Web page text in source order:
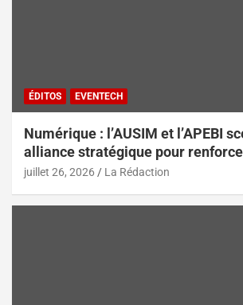
ÉDITOS EVENTECH
Numérique : l’AUSIM et l’APEBI
alliance stratégique pour
l’écosystème digital marocain
juillet 26, 2026 La Rédaction